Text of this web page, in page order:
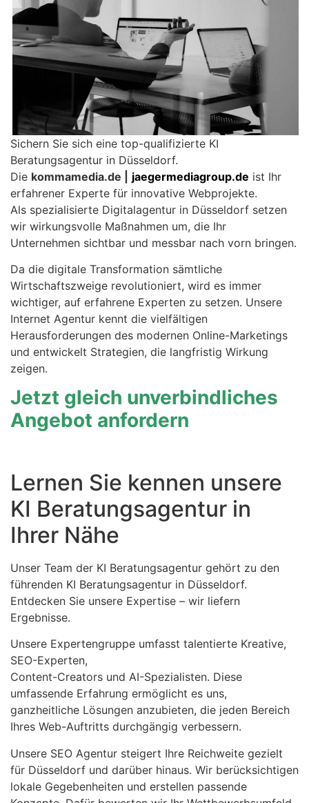
Sichern Sie sich eine top-qualifizierte KI
Beratungsagentur in Düsseldorf.
Die kommamedia.de | jaegermediagroup.de ist Ihr
erfahrener Experte für innovative Webprojekte.
Als spezialisierte Digitalagentur in Düsseldorf setzen
wir wirkungsvolle Maßnahmen um, die Ihr
Unternehmen sichtbar und messbar nach vorn bringen.
Da die digitale Transformation sämtliche
Wirtschaftszweige revolutioniert, wird es immer
wichtiger, auf erfahrene Experten zu setzen. Unsere
Internet Agentur kennt die vielfältigen
Herausforderungen des modernen Online-Marketings
und entwickelt Strategien, die langfristig Wirkung
zeigen.
Jetzt gleich unverbindliches
Angebot anfordern
Lernen Sie kennen unsere
KI Beratungsagentur in
Ihrer Nähe
Unser Team der KI Beratungsagentur gehört zu den
führenden KI Beratungsagentur in Düsseldorf.
Entdecken Sie unsere Expertise – wir liefern
Ergebnisse.
Unsere Expertengruppe umfasst talentierte Kreative,
SEO-Experten,
Content-Creators und AI-Spezialisten. Diese
umfassende Erfahrung ermöglicht es uns,
ganzheitliche Lösungen anzubieten, die jeden Bereich
Ihres Web-Auftritts durchgängig verbessern.
Unsere SEO Agentur steigert Ihre Reichweite gezielt
für Düsseldorf und darüber hinaus. Wir berücksichtigen
lokale Gegebenheiten und erstellen passende